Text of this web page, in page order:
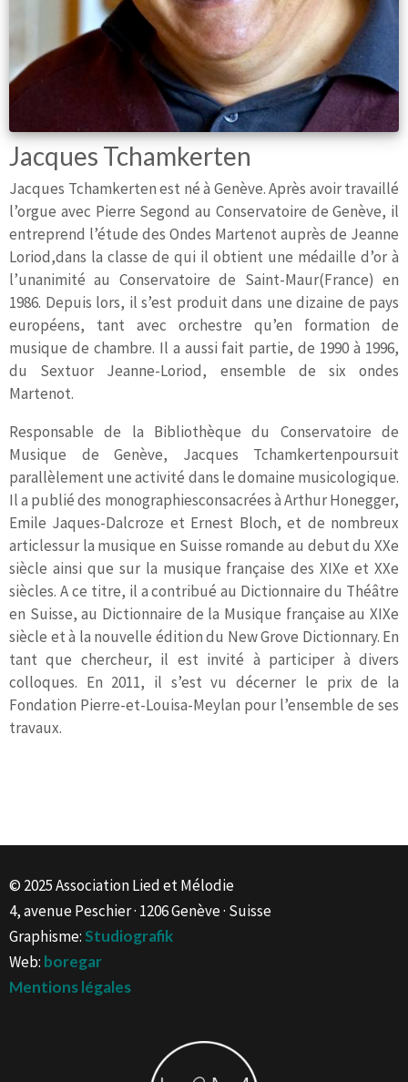
Jacques Tchamkerten
Jacques Tchamkerten est né à Genève. Après avoir travaillé
l’orgue avec Pierre Segond au Conservatoire de Genève, il
entreprend l’étude des Ondes Martenot auprès de Jeanne
Loriod,dans la classe de qui il obtient une médaille d’or à
l’unanimité au Conservatoire de Saint-Maur(France) en
1986. Depuis lors, il s’est produit dans une dizaine de pays
européens, tant avec orchestre qu’en formation de
musique de chambre. Il a aussi fait partie, de 1990 à 1996,
du Sextuor Jeanne-Loriod, ensemble de six ondes
Martenot.
Responsable de la Bibliothèque du Conservatoire de
Musique de Genève, Jacques Tchamkertenpoursuit
parallèlement une activité dans le domaine musicologique.
Il a publié des monographiesconsacrées à Arthur Honegger,
Emile Jaques-Dalcroze et Ernest Bloch, et de nombreux
articlessur la musique en Suisse romande au debut du XXe
siècle ainsi que sur la musique française des XIXe et XXe
siècles. A ce titre, il a contribué au Dictionnaire du Théâtre
en Suisse, au Dictionnaire de la Musique française au XIXe
siècle et à la nouvelle édition du New Grove Dictionnary. En
tant que chercheur, il est invité à participer à divers
colloques. En 2011, il s’est vu décerner le prix de la
Fondation Pierre-et-Louisa-Meylan pour l’ensemble de ses
travaux.
© 2025 Association Lied et Mélodie
4, avenue Peschier · 1206 Genève · Suisse
Graphisme:Studiografik
Web: boregar
Mentions légales